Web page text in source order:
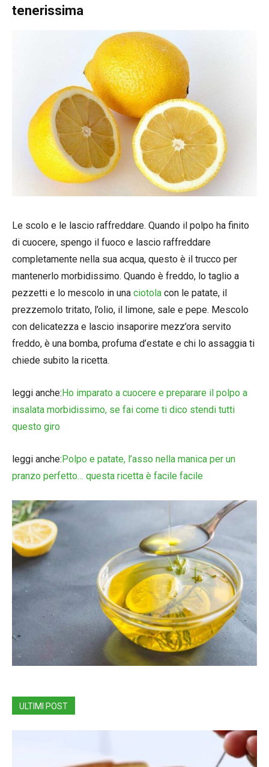
tenerissima
Le scolo e le lascio raffreddare. Quando il polpo ha finito
di cuocere, spengo il fuoco e lascio raffreddare
completamente nella sua acqua, questo è il trucco per
mantenerlo morbidissimo. Quando è freddo, lo taglio a
pezzetti e lo mescolo in una ciotola con le patate, il
prezzemolo tritato, l’olio, il limone, sale e pepe. Mescolo
con delicatezza e lascio insaporire mezz’ora servito
freddo, è una bomba, profuma d’estate e chi lo assaggia ti
chiede subito la ricetta.
leggi anche:Ho imparato a cuocere e preparare il polpo a
insalata morbidissimo, se fai come ti dico stendi tutti
questo giro
leggi anche:Polpo e patate, l’asso nella manica per un
pranzo perfetto… questa ricetta è facile facile
ULTIMI POST